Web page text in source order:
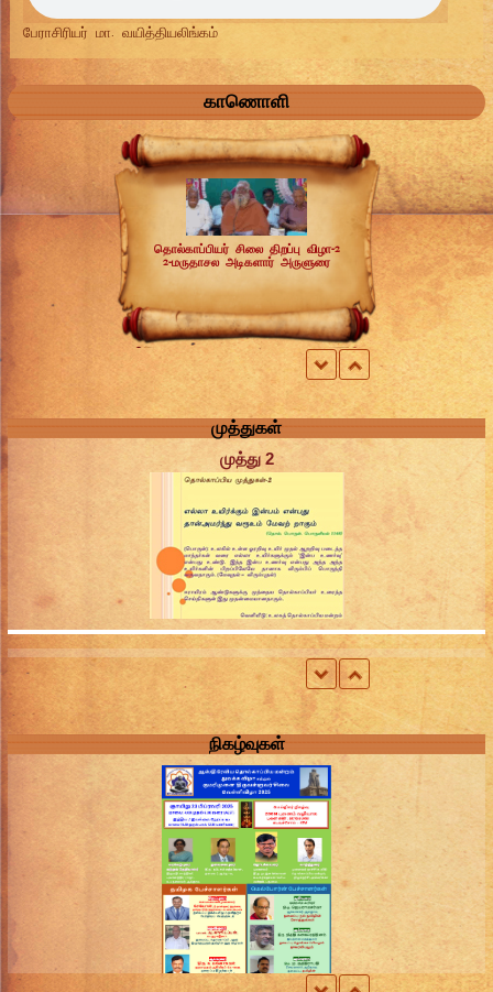
பேராசிரியர் மா. வயித்தியலிங்கம்
காணொளி
தொல்காப்பியர் சிலை திறப்பு விழா-2
2-மருதாசல அடிகளார் அருளுரை
தொல்காப்பியர் சிலை திறப்பு விழா-3
முத்துகள்
முத்து 2
முத்து 3
நிகழ்வுகள்